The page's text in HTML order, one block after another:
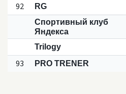
92
RG
Спортивный клуб
Яндекса
Trilogy
93
PRO TRENER